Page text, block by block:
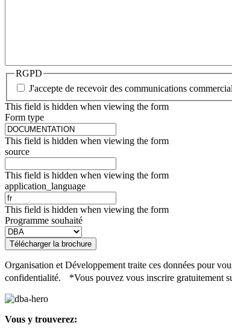
RGPD
J'accepte de recevoir des communications
This field is hidden when viewing the form
Form type
This field is hidden when viewing the form
source
This field is hidden when viewing the form
application_language
This field is hidden when viewing the form
Programme souhaité
Télécharger la brochure
Organisation et Développement traite ces données pour
confidentialité. *Vous pouvez vous inscrire gratuitement
Vous y trouverez: